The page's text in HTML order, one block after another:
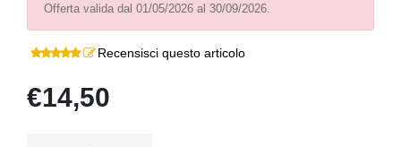
Offerta valida dal 01/05/2026 al 30/09/2026.
Recensisci questo articolo
€14,50